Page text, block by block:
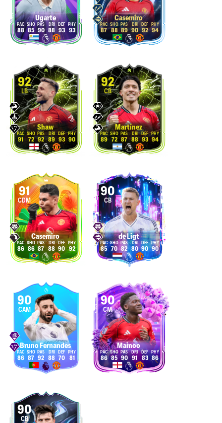
Ugarte
88 85 90 88 93 93
Casemiro
87 88 89 90 92 94
92
LB
Shaw
91 72 92 89 93 90
92
CB
Martínez
89 72 87 88 93 94
91
CDM
Casemiro
86 86 87 88 90 92
90
CB
de Ligt
85 70 82 80 90 90
90
CAM
Bruno Fernandes
86 87 92 88 70 81
90
CM
Mainoo
86 85 90 91 83 86
90
CB